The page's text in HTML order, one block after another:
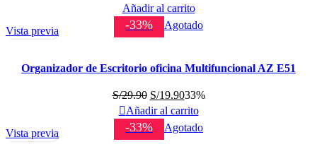
precio
original
era:
precio
actual
Añadir al carrito
-33% Agotado
Vista previa
Organizador de Escritorio oficina Multifuncional AZ E51
S/29.90 El
precio
original
era:
S/19.90El
precio
actual
33%
Añadir al carrito
-33% Agotado
Vista previa